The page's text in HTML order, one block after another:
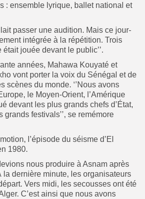
: ensemble lyrique, ballet national et
passer une audition. Mais ce jour-
intégrée à la répétition. Trois
jouée devant le public’’.
années, Mahawa Kouyaté et
vont porter la voix du Sénégal et de
scènes du monde. ‘’Nous avons
le Moyen-Orient, l’Amérique
devant les plus grands chefs d’État,
festivals’’, se remémore
l’épisode du séisme d’El
1980.
nous produire à Asnam après
la dernière minute, les organisateurs
Vers midi, les secousses ont été
C’est ainsi que nous avons